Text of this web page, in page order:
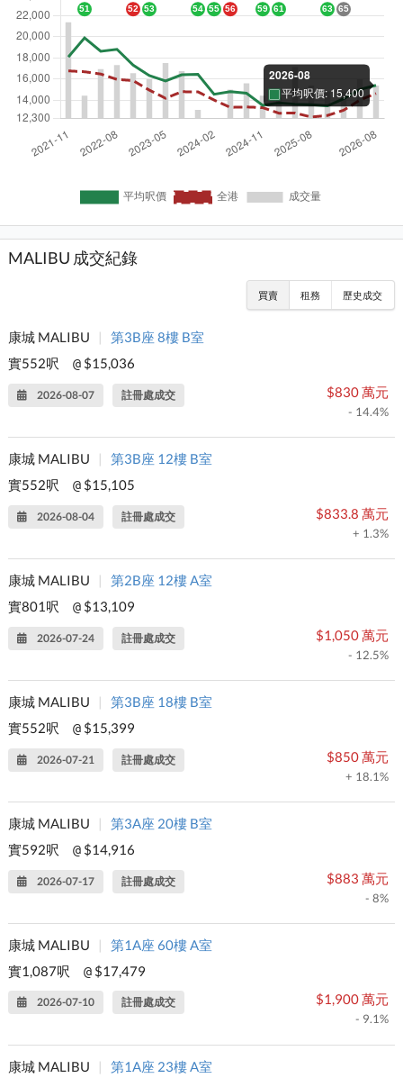
MALIBU 成交紀錄
買賣 租務 歷史成交
康城 MALIBU |
第3B座 8樓 B室
實552呎
@ $15,036
2026-08-07 註冊處成交 $830 萬元
- 14.4%
康城 MALIBU |
第3B座 12樓 B室
實552呎
@ $15,105
2026-08-04 註冊處成交 $833.8 萬元
+ 1.3%
康城 MALIBU |
第2B座 12樓 A室
實801呎
@ $13,109
2026-07-24 註冊處成交 $1,050 萬元
- 12.5%
康城 MALIBU |
第3B座 18樓 B室
實552呎
@ $15,399
2026-07-21 註冊處成交 $850 萬元
+ 18.1%
康城 MALIBU |
第3A座 20樓 B室
實592呎
@ $14,916
2026-07-17 註冊處成交 $883 萬元
- 8%
康城 MALIBU |
第1A座 60樓 A室
實1,087呎
@ $17,479
2026-07-10 註冊處成交 $1,900 萬元
- 9.1%
康城 MALIBU | 第1A座 23樓 A室